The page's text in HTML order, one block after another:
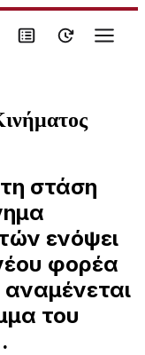
στάση
ενόψει
φορέα
του